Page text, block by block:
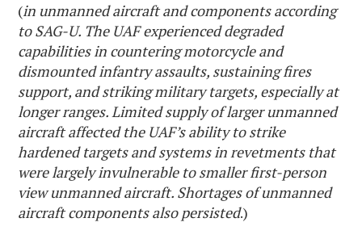
(in unmannedaircraft and components according
to SAG-U. The UAF experienced degraded
capabilities in countering motorcycle and
dismounted infantry assaults, sustaining fires
support, and striking military targets, especially at
longer ranges. Limited supply of larger unmanned
aircraft affected the UAF’s ability to strike
hardened targets and systems in revetments that
were largely invulnerable to smaller first-person
view unmanned aircraft. Shortages of unmanned
aircraft components also persisted.)